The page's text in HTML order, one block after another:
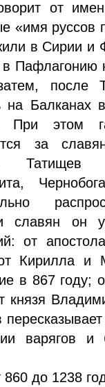
от
«имя руссов
в Сирии и
в Пафлагонию
после
на Балканах
При этом
за
Татищев
славян он
от
Кирилла и
в 867 году;
князя
варягов и
860 до 1238